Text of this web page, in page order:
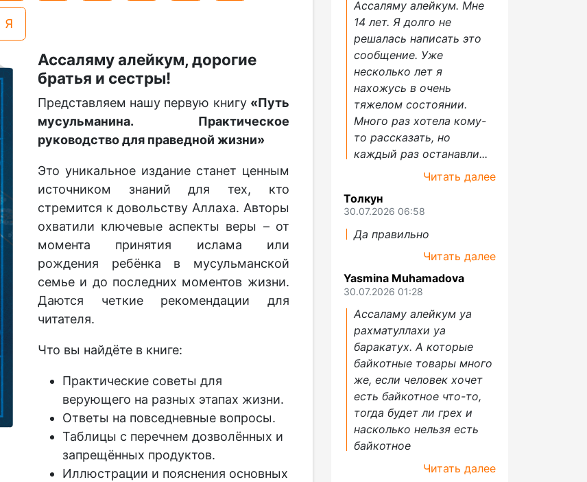
Я
Ассаляму алейкум, дорогие
братья и сестры!
Представляем нашу первую книгу «Путь
мусульманина. Практическое
руководство для праведной жизни»
Это уникальное издание станет ценным
источником знаний для тех, кто
стремится к довольству Аллаха. Авторы
охватили ключевые аспекты веры – от
момента принятия ислама или
рождения ребёнка в мусульманской
семье и до последних моментов жизни.
Даются четкие рекомендации для
читателя.
Что вы найдёте в книге:
Практические советы для
верующего на разных этапах жизни.
Ответы на повседневные вопросы.
Таблицы с перечнем дозволённых и
запрещённых продуктов.
Иллюстрации и пояснения основных
Ассаляму алейкум. Мне
14 лет. Я долго не
решалась написать это
сообщение. Уже
несколько лет я
нахожусь в очень
тяжелом состоянии.
Много раз хотела кому-
то рассказать, но
каждый раз останавли...
Читать далее
Толкун
30.07.2026 06:58
Да правильно
Читать далее
Yasmina Muhamadova
30.07.2026 01:28
Ассаламу алейкум уа
рахматуллахи уа
баракатух. А которые
байкотные товары много
же, если человек хочет
есть байкотное что-то,
тогда будет ли грех и
насколько нельзя есть
байкотное
Читать далее